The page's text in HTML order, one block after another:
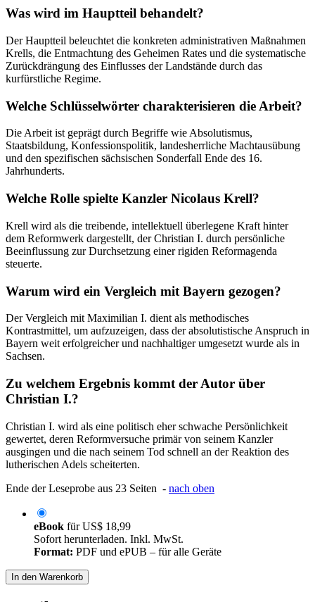
Was wird im Hauptteil behandelt?
Der Hauptteil beleuchtet die konkreten administrativen Maßnahmen
Krells, die Entmachtung des Geheimen Rates und die systematische
Zurückdrängung des Einflusses der Landstände durch das
kurfürstliche Regime.
Welche Schlüsselwörter charakterisieren die Arbeit?
Die Arbeit ist geprägt durch Begriffe wie Absolutismus,
Staatsbildung, Konfessionspolitik, landesherrliche Machtausübung
und den spezifischen sächsischen Sonderfall Ende des 16.
Jahrhunderts.
Welche Rolle spielte Kanzler Nicolaus Krell?
Krell wird als die treibende, intellektuell überlegene Kraft hinter
dem Reformwerk dargestellt, der Christian I. durch persönliche
Beeinflussung zur Durchsetzung einer rigiden Reformagenda
steuerte.
Warum wird ein Vergleich mit Bayern gezogen?
Der Vergleich mit Maximilian I. dient als methodisches
Kontrastmittel, um aufzuzeigen, dass der absolutistische Anspruch in
Bayern weit erfolgreicher und nachhaltiger umgesetzt wurde als in
Sachsen.
Zu welchem Ergebnis kommt der Autor über
Christian I.?
Christian I. wird als eine politisch eher schwache Persönlichkeit
gewertet, deren Reformversuche primär von seinem Kanzler
ausgingen und die nach seinem Tod schnell an der Reaktion des
lutherischen Adels scheiterten.
Ende der Leseprobe aus 23 Seiten - nach oben
eBook fürUS$ 18,99
Sofort herunterladen. Inkl. MwSt.
Format: PDF und ePUB – für alle Geräte
In den Warenkorb